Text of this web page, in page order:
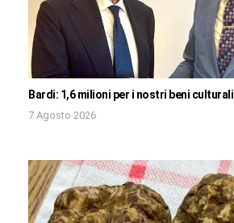
Bardi: 1,6 milioni per i nostri beni culturali
7 Agosto 2026